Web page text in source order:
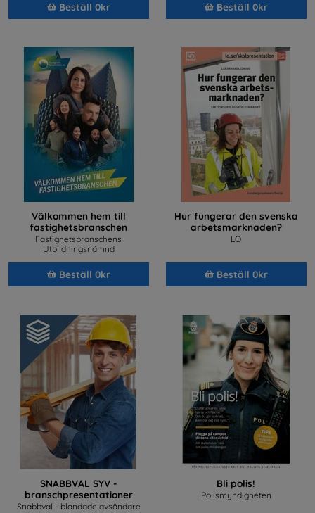
Beställ 0kr Beställ 0kr
Välkommen hem till
fastighetsbranschen
Fastighetsbranschens
Utbildningsnämnd
Beställ 0kr
Hur fungerar den svenska
arbetsmarknaden?
LO
Beställ 0kr
SNABBVAL SYV -
branschpresentationer
Snabbval - blandade avsändare
Bli polis!
Polismyndigheten